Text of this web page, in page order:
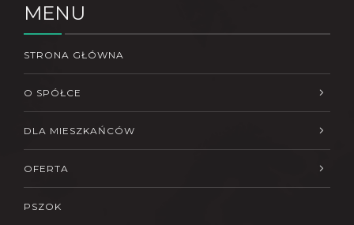
MENU
STRONA GŁÓWNA
O SPÓŁCE
DLA MIESZKAŃCÓW
OFERTA
PSZOK